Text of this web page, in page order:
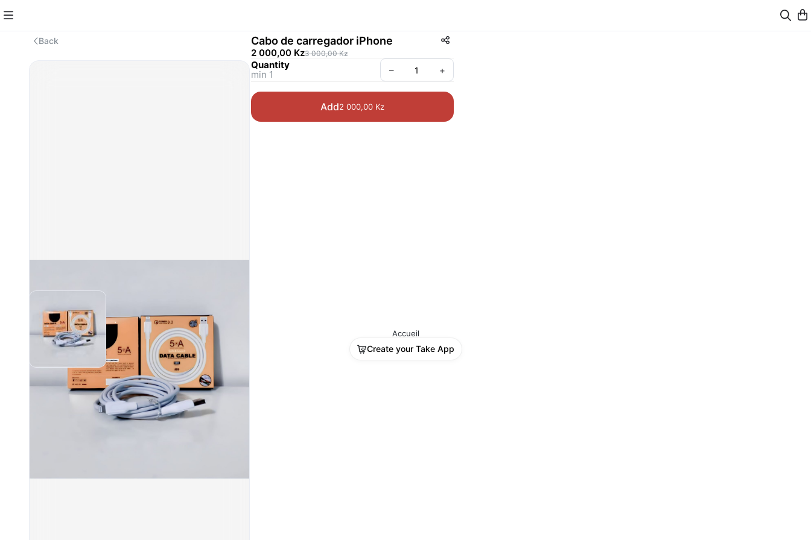
Back Cabo de carregador iPhone
2 000,00 Kz3 000,00 Kz
Quantity
min 1
– +
Add2 000,00 Kz
Accueil
Create your Take App